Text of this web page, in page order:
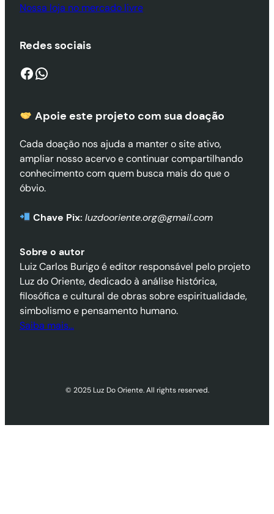
Nossa loja no mercado livre
Redes sociais
Facebook WhatsApp
Apoie este projeto com sua doação
Cada doação nos ajuda a manter o site ativo,
ampliar nosso acervo e continuar compartilhando
conhecimento com quem busca mais do que o
óbvio.
Chave Pix: luzdooriente.org@gmail.com
Sobre o autor
Luiz Carlos Burigo é editor responsável pelo projeto
Luz do Oriente, dedicado à análise histórica,
filosófica e cultural de obras sobre espiritualidade,
simbolismo e pensamento humano.
Saiba mais…
© 2025 Luz Do Oriente. All rights reserved.